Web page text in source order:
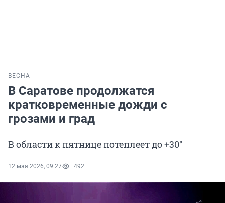
ВЕСНА
В Саратове продолжатся
кратковременные дожди с
грозами и град
В области к пятнице потеплеет до +30°
12 мая 2026, 09:27 492